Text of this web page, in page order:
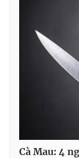
Cà Mau: 4